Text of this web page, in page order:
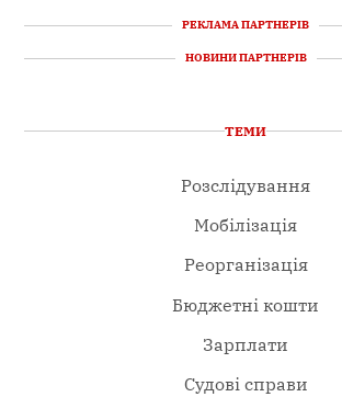
РЕКЛАМА ПАРТНЕРІВ
НОВИНИ ПАРТНЕРІВ
ТЕМИ
Розслідування
Мобілізація
Реорганізація
Бюджетні кошти
Зарплати
Судові справи